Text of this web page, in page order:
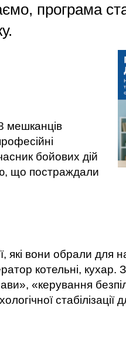
програма
мешканців
бойових дій
що постраждали
які вони обрали для
котельні, кухар.
», «керування
стабілізації